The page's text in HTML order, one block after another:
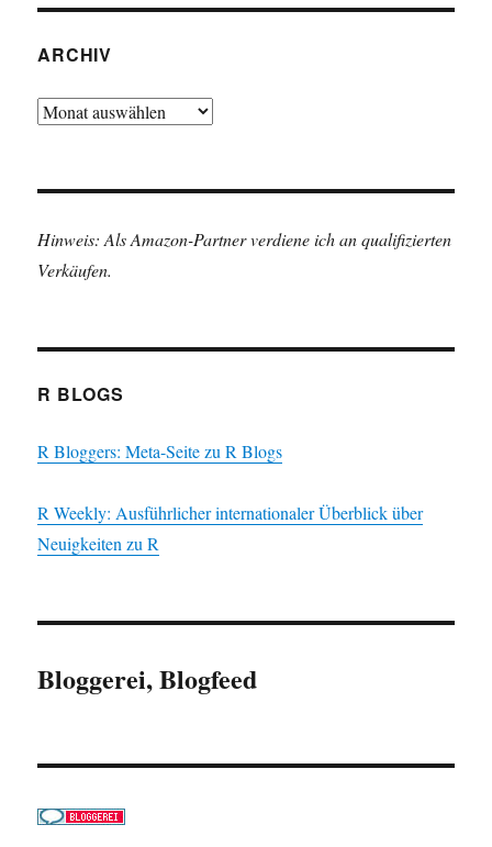
ARCHIV
Archiv
Hinweis: Als Amazon-Partner verdiene ich an qualifizierten
Verkäufen.
R BLOGS
R Bloggers: Meta-Seite zu R Blogs
R Weekly: Ausführlicher internationaler Überblick über
Neuigkeiten zu R
Bloggerei, Blogfeed